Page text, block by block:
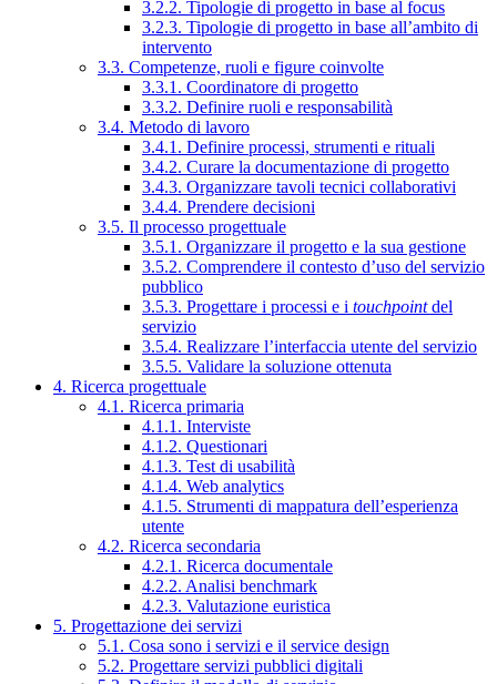
3.2.2. Tipologie di progetto in base al focus
3.2.3. Tipologie di progetto in base all’ambito di
intervento
3.3. Competenze, ruoli e figure coinvolte
3.3.1. Coordinatore di progetto
3.3.2. Definire ruoli e responsabilità
3.4. Metodo di lavoro
3.4.1. Definire processi, strumenti e rituali
3.4.2. Curare la documentazione di progetto
3.4.3. Organizzare tavoli tecnici collaborativi
3.4.4. Prendere decisioni
3.5. Il processo progettuale
3.5.1. Organizzare il progetto e la sua gestione
3.5.2. Comprendere il contesto d’uso del servizio
pubblico
3.5.3. Progettare i processi e i touchpointdel
servizio
3.5.4. Realizzare l’interfaccia utente del servizio
3.5.5. Validare la soluzione ottenuta
4. Ricerca progettuale
4.1. Ricerca primaria
4.1.1. Interviste
4.1.2. Questionari
4.1.3. Test di usabilità
4.1.4. Web analytics
4.1.5. Strumenti di mappatura dell’esperienza
utente
4.2. Ricerca secondaria
4.2.1. Ricerca documentale
4.2.2. Analisi benchmark
4.2.3. Valutazione euristica
5. Progettazione dei servizi
5.1. Cosa sono i servizi e il service design
5.2. Progettare servizi pubblici digitali